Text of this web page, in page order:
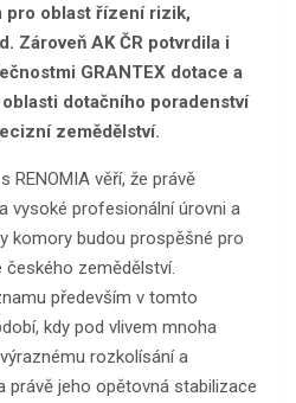
pro oblast řízení rizik,
Zároveň AK ČR potvrdila i
GRANTEX dotace a
dotačního poradenství
zemědělství.
RENOMIA věří, že právě
vysoké profesionální úrovni a
komory budou prospěšné pro
zemědělství.
především v tomto
kdy pod vlivem mnoha
rozkolísání a
právě jeho opětovná stabilizace